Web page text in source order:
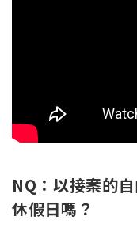
NQ：以接案的
休假日嗎？